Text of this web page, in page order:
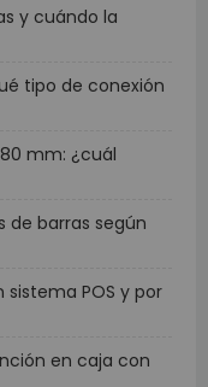
y cuándo la
tipo de conexión
mm: ¿cuál
de barras según
POS y por
en caja con